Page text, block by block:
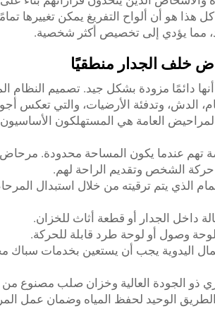
هو أن ألواح التفريغ يمكن تغييرها
مما يؤدي إلى تخصيص أكثر شخصية.
خلف الجدار منطقيًا
دائمًا مزودة بشكل جيد. تصميم النظام
الدش، وتدفئة الأرضيات، والتي تعكس
العامة هي المستهلكون
تهم عندما يكون المساحة محدودة.
الشخص وتقديم الراحة لهم.
الذي يتم ترقيته من خلال استبدال
داخل الجدار أو قطعة أثاث للخزان.
وصول أو لوحة طرد قابلة للحركة.
اليدوية يجب أن يستعين بخدمات
ذو الجودة العالية وخزان صلب مصنوع من
الوحيد لحفظ المياه وضمان عمل